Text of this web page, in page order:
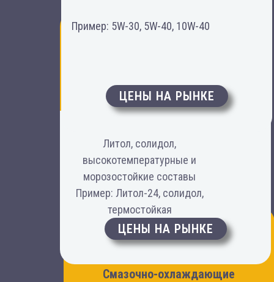
Для точения, фрезерования
Смазочно-охлаждающие
Литол, солидол,
высокотемпературные и
морозостойкие составы
Пример: Литол-24, солидол,
термостойкая
ЦЕНЫ НА РЫНКЕ
Пример: 5W-30, 5W-40, 10W-40
ЦЕНЫ НА РЫНКЕ